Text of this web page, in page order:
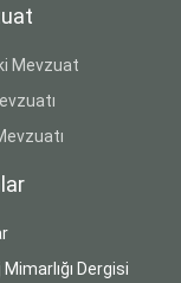
Mevzuat
Dergisi